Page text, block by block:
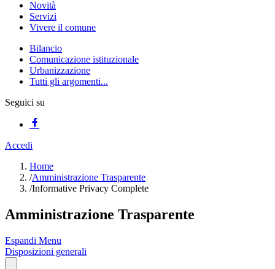
Novità
Servizi
Vivere il comune
Bilancio
Comunicazione istituzionale
Urbanizzazione
Tutti gli argomenti...
Seguici su
Accedi
Home
/Amministrazione Trasparente
/Informative Privacy Complete
Amministrazione Trasparente
Espandi Menu
Disposizioni generali